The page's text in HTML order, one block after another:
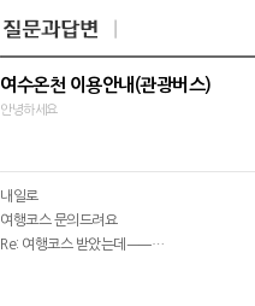
여수온천 이용안내(관광버스)
안녕하세요
내일로
여행코스 문의드려요
Re: 여행코스 받았는데ㅡㅡ…